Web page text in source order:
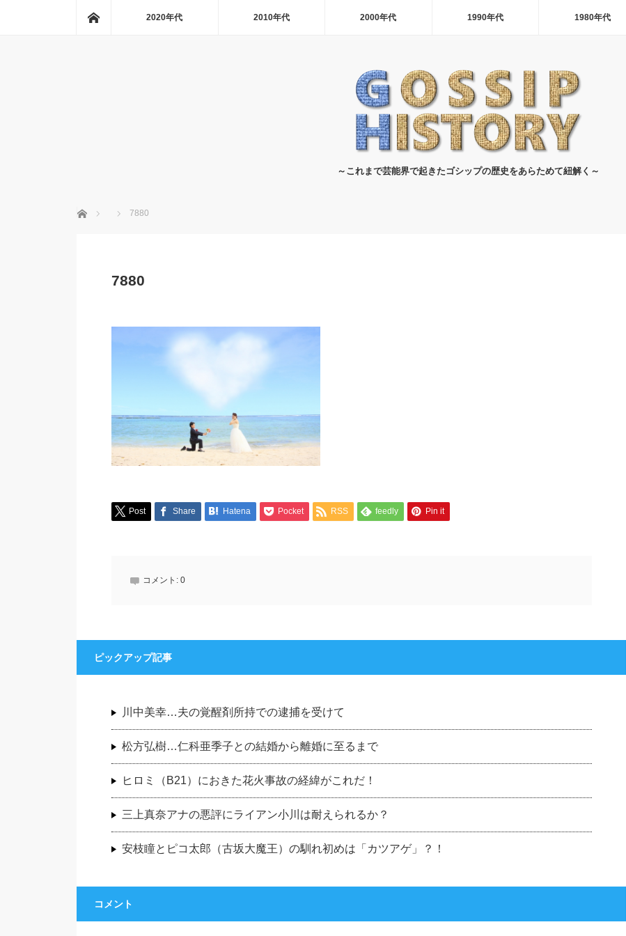
2020年代 2010年代 2000年代 1990年代 1980年代
～これまで芸能界で起きたゴシップの歴史をあらためて紐解く～
ホーム 7880
7880
Post Share Hatena Pocket RSS feedly Pin it
コメント: 0
ピックアップ記事
川中美幸…夫の覚醒剤所持での逮捕を受けて
松方弘樹…仁科亜季子との結婚から離婚に至るまで
ヒロミ（B21）におきた花火事故の経緯がこれだ！
三上真奈アナの悪評にライアン小川は耐えられるか？
安枝瞳とピコ太郎（古坂大魔王）の馴れ初めは「カツアゲ」？！
コメント